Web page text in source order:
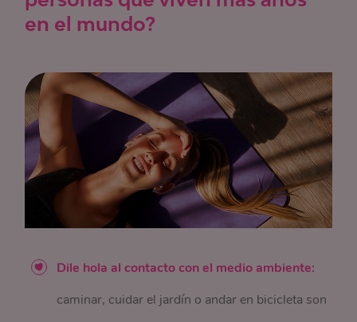
en el mundo?
Dile hola al contacto con el medio ambiente:
caminar, cuidar el jardín o andar en bicicleta son